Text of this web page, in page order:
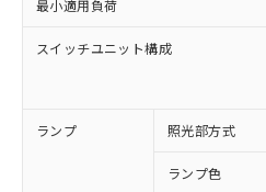
最小適用負荷
スイッチユニット構成
ランプ 照光部方式
ランプ色
対応済み：EU RoHS
非含有に対応した製品